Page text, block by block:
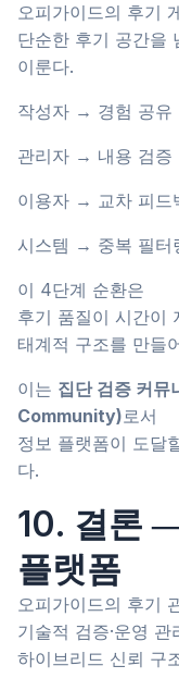
오피가이드의 후기
단순한 후기 공간을
이룬다.
작성자 → 경험 공유
관리자 → 내용 검증
이용자 → 교차 피드
시스템 → 중복 필터
이 4단계 순환은
후기 품질이 시간이
태계적 구조를 만들
이는 집단 검증 커
Community)로서
정보 플랫폼이 도달
다.
10. 결론
플랫폼
오피가이드의 후기
기술적 검증·운영
하이브리드 신뢰 구